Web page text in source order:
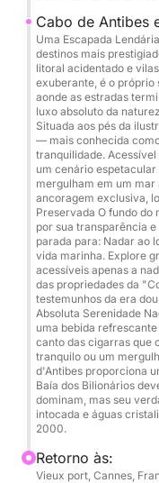
Não espere mais
Click&Boat.
Cabo de Antibes
Uma Escapada
destinos mais
litoral acidentado e
exuberante, é o próprio
aonde as estradas
luxo absoluto da
Situada aos pés da
— mais conhecida
tranquilidade.
um cenário
mergulham em um mar
ancoragem exclusiva,
Preservada O fundo do
por sua transparência
parada para: Nadar ao
vida marinha. Explore
acessíveis apenas a
das propriedades da
testemunhos da era
Absoluta Serenidade
uma bebida
canto das cigarras que
tranquilo ou um
d'Antibes proporciona
Baía dos Bilionários
dominam, mas seu
intocada e águas
2000.
Retorno às:
Vieux port, Cannes,